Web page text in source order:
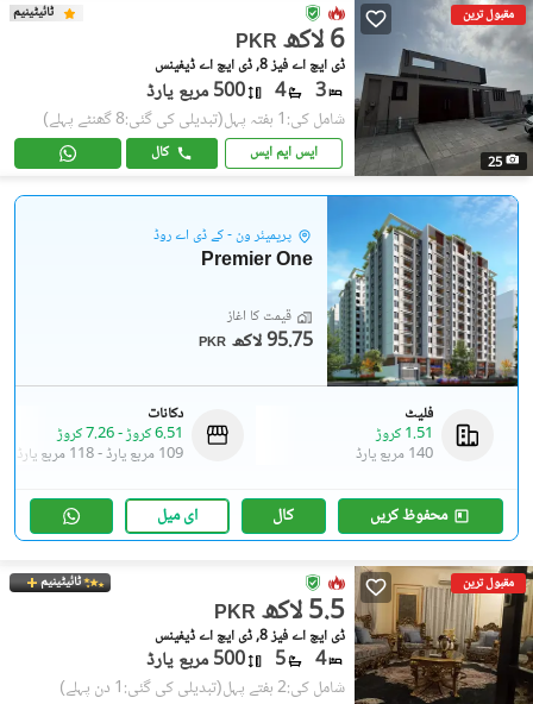
مقبول ترین
25
ٹائیٹینیم
PKR 6 لاکھ
ڈی ایچ اے فیز 8, ڈی ایچ اے ڈیفینس
3
4 500 مربع یارڈ
شامل کی:1 ہفتہ پہل (تبدیلی کی گئی:8 گھنٹے پہلے)
ایس ایم ایس کال
پریمیئر ون - کے ڈی اے روڈ
Premier One
قیمت کا آغاز
PKR 95.75 لاکھ
فلیٹ
1.51 کروڑ
140 مربع یارڈ
دکانات
6.51 کروڑ
-7.26 کروڑ
109 مربع یارڈ
-118 مربع یارڈ
محفوظ کریں کال ای میل
مقبول ترین ٹائیٹینیم
PKR 5.5 لاکھ
ڈی ایچ اے فیز 8, ڈی ایچ اے ڈیفینس
4
5 500 مربع یارڈ
شامل کی:2 ہفتے پہل (تبدیلی کی گئی:1 دن پہلے)